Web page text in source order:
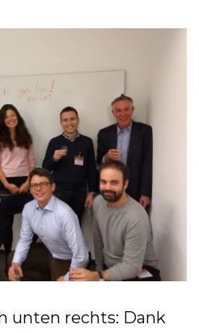
unten rechts: Dank